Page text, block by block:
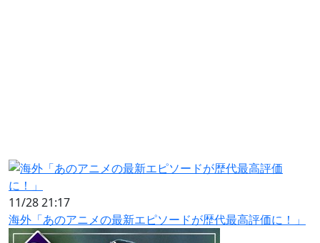
11/28 21:17
海外「あのアニメの最新エピソードが歴代最高評価に！」